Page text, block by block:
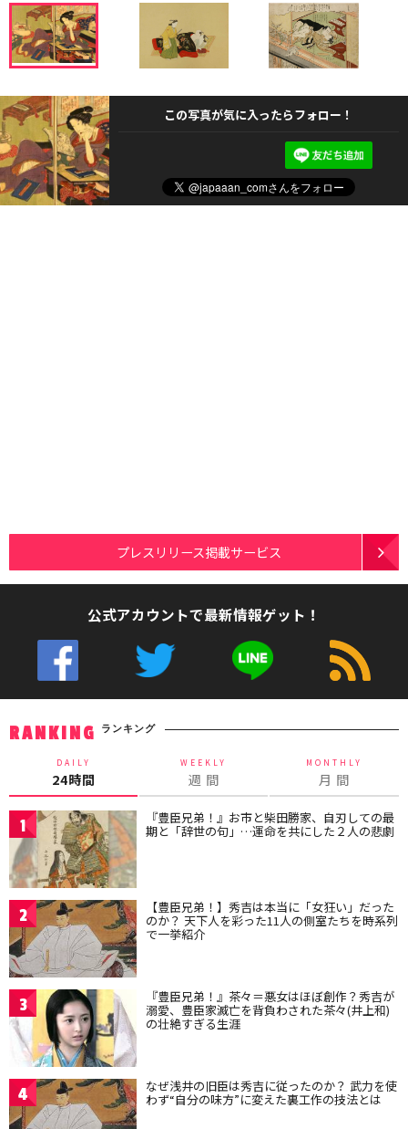
この写真が気に入ったらフォロー！
プレスリリース掲載サービス
公式アカウントで最新情報ゲット！
RANKING ランキング
DAILY
24時間
WEEKLY
週 間
MONTHLY
月 間
1 『豊臣兄弟！』お市と柴田勝家、自刃しての最
期と「辞世の句」…運命を共にした２人の悲劇
2 【豊臣兄弟！】秀吉は本当に「女狂い」だった
のか？ 天下人を彩った11人の側室たちを時系列
で一挙紹介
3 『豊臣兄弟！』茶々＝悪女はほぼ創作？秀吉が
溺愛、豊臣家滅亡を背負わされた茶々(井上和)
の壮絶すぎる生涯
4 なぜ浅井の旧臣は秀吉に従ったのか？ 武力を使
わず“自分の味方”に変えた裏工作の技法とは